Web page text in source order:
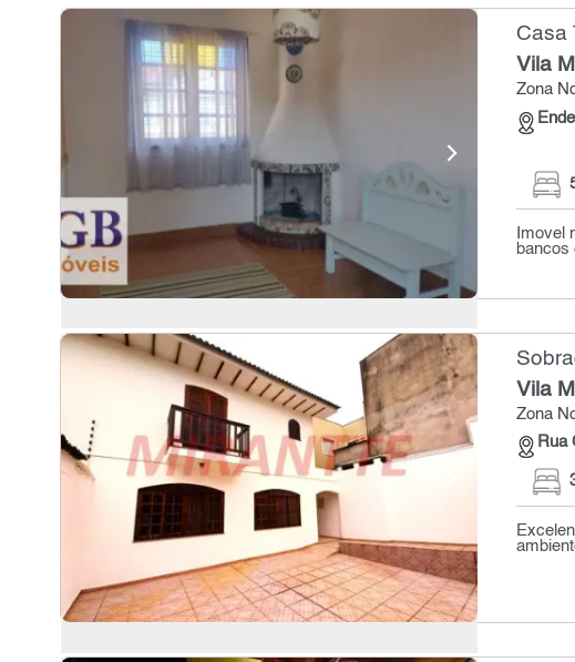
Casa
Vila
Zona
Imovel
bancos
Vila
Zona
Rua